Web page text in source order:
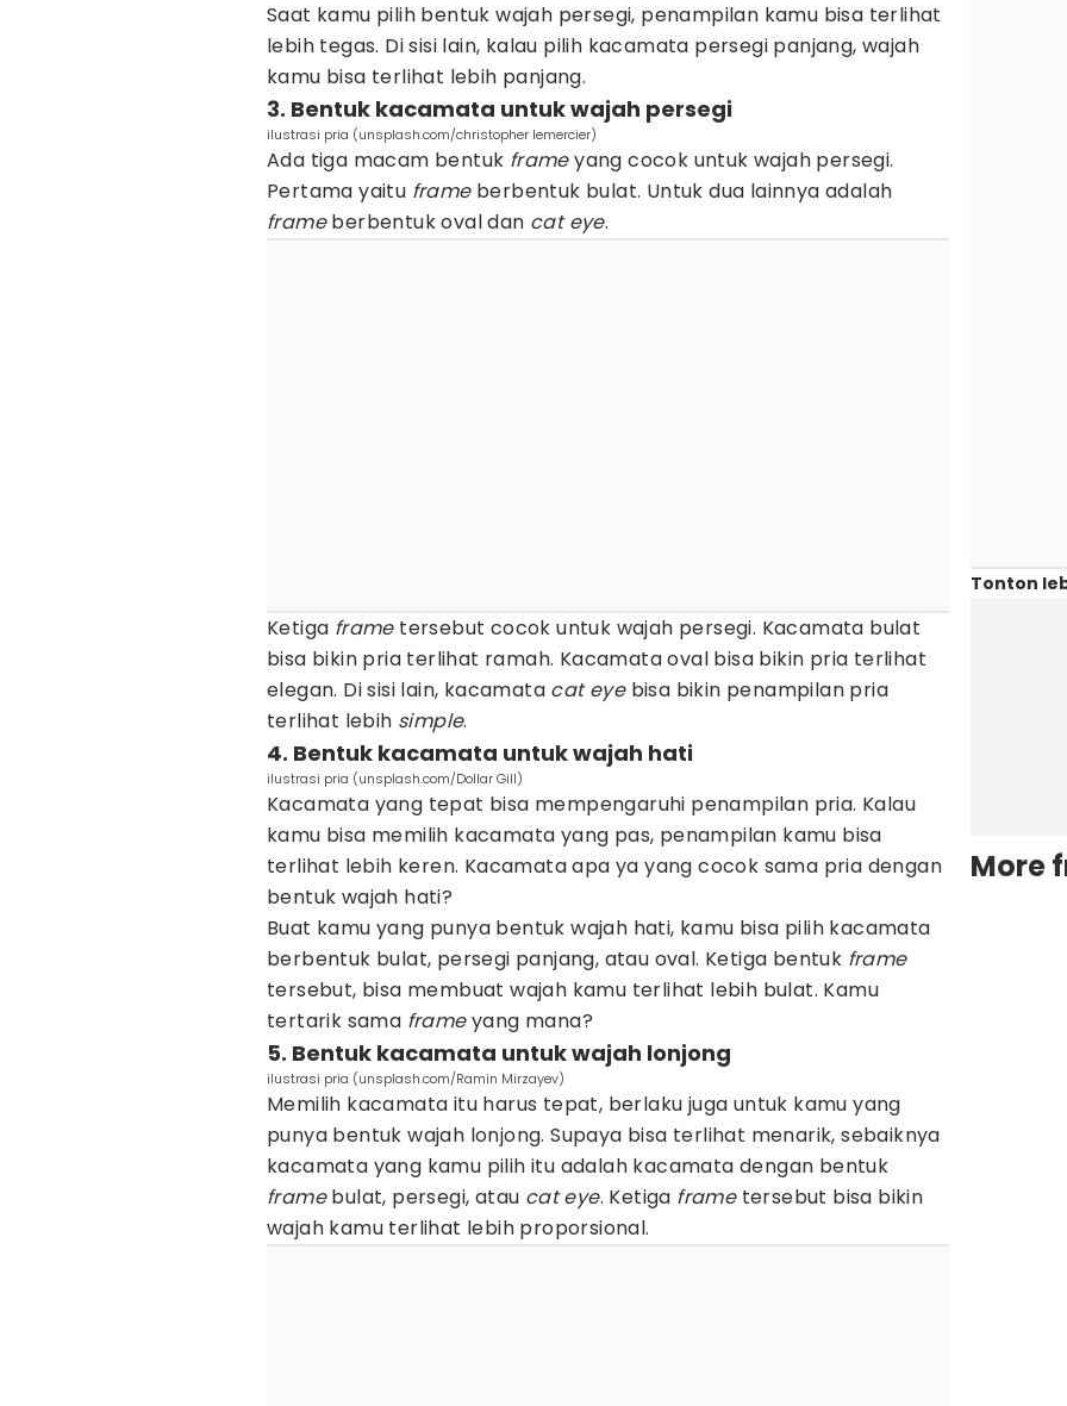
Saat kamu pilih bentuk wajah persegi, penampilan kamu bisa terlihat
lebih tegas. Di sisi lain, kalau pilih kacamata persegi panjang, wajah
kamu bisa terlihat lebih panjang.
3. Bentuk kacamata untuk wajah persegi
ilustrasi pria (unsplash.com/christopher lemercier)
Ada tiga macam bentuk frameyang cocok untuk wajah persegi.
Pertama yaitu frameberbentuk bulat. Untuk dua lainnya adalah
frameberbentuk oval dan cat eye.
Ketiga frametersebut cocok untuk wajah persegi. Kacamata bulat
bisa bikin pria terlihat ramah. Kacamata oval bisa bikin pria terlihat
elegan. Di sisi lain, kacamata cat eyebisa bikin penampilan pria
terlihat lebih simple.
4. Bentuk kacamata untuk wajah hati
ilustrasi pria (unsplash.com/Dollar Gill)
Kacamata yang tepat bisa mempengaruhi penampilan pria. Kalau
kamu bisa memilih kacamata yang pas, penampilan kamu bisa
terlihat lebih keren. Kacamata apa ya yang cocok sama pria dengan
bentuk wajah hati?
Buat kamu yang punya bentuk wajah hati, kamu bisa pilih kacamata
berbentuk bulat, persegi panjang, atau oval. Ketiga bentuk frame
tersebut, bisa membuat wajah kamu terlihat lebih bulat. Kamu
tertarik sama frameyang mana?
5. Bentuk kacamata untuk wajah lonjong
ilustrasi pria (unsplash.com/Ramin Mirzayev)
Memilih kacamata itu harus tepat, berlaku juga untuk kamu yang
punya bentuk wajah lonjong. Supaya bisa terlihat menarik, sebaiknya
kacamata yang kamu pilih itu adalah kacamata dengan bentuk
framebulat, persegi, atau cat eye. Ketiga frametersebut bisa bikin
wajah kamu terlihat lebih proporsional.
Tonton
More